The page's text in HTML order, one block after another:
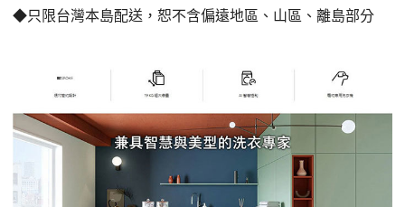
◆只限台灣本島配送，恕不含偏遠地區、山區、離島部分